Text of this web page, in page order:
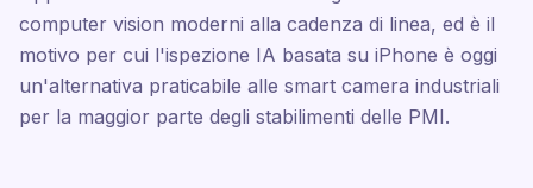
computer vision moderni alla cadenza di linea, ed è il
motivo per cui l'ispezione IA basata su iPhone è oggi
un'alternativa praticabile alle smart camera industriali
per la maggior parte degli stabilimenti delle PMI.